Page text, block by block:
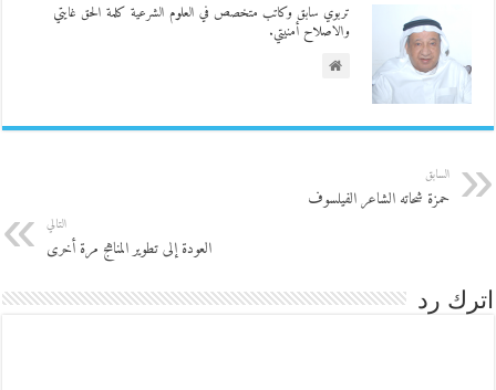
تربوي سابق وكاتب متخصص في العلوم الشرعية كلمة الحق غايتي
والاصلاح أمنيتي.
السابق
حمزة شحاته الشاعر الفيلسوف
التالي
العودة إلى تطوير المناهج مرة أخرى
اترك رد